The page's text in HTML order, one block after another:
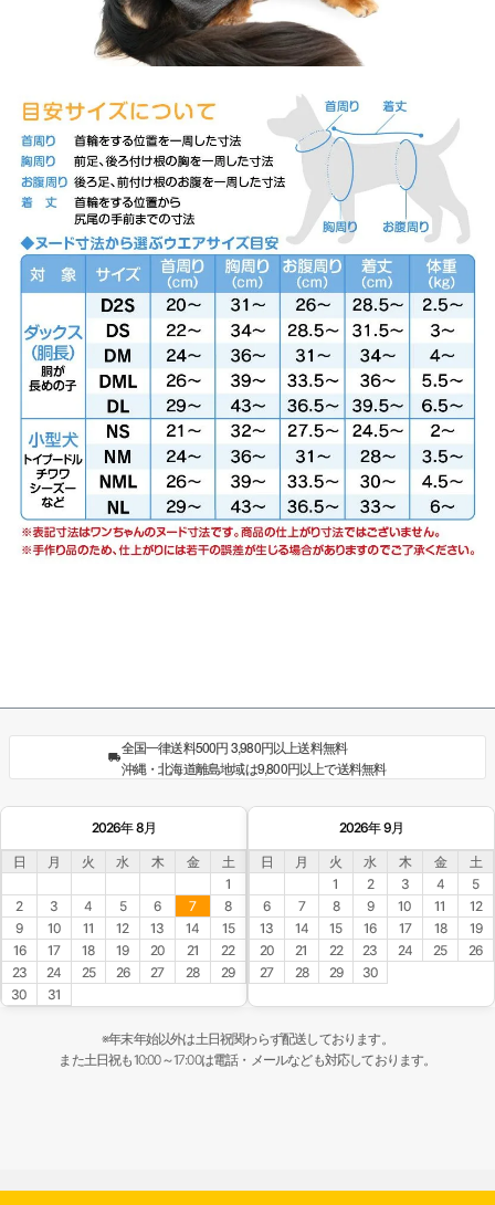
全国一律送料500円 3,980円以上送料無料
沖縄・北海道離島地域は9,800円以上で送料無料
2026年 8月
日 月 火 水 木 金
土
1
2
3 4 5 6 7
8
9
10 11 12 13 14
15
16
17 18 19 20 21
22
23
24 25 26 27 28
29
30
31
2026年 9月
日 月 火 水 木 金
土
1
2 3 4
5
6
7 8 9 10 11
12
13
14 15 16 17 18
19
20
21 22 23 24 25
26
27
28 29 30
※年末年始以外は土日祝関わらず配送しております。
また土日祝も10:00～17:00は電話・メールなども対応しております。